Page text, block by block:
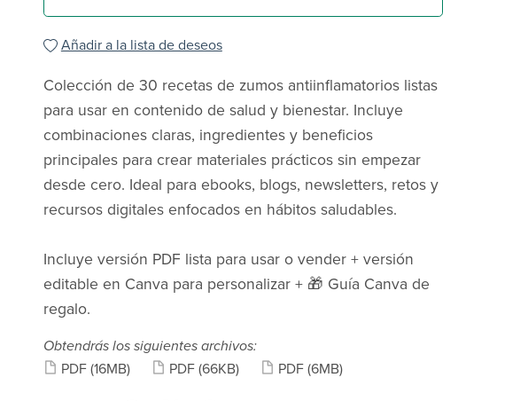
Añadir a la lista de deseos
Colección de 30 recetas de zumos antiinflamatorios listas
para usar en contenido de salud y bienestar. Incluye
combinaciones claras, ingredientes y beneficios
principales para crear materiales prácticos sin empezar
desde cero. Ideal para ebooks, blogs, newsletters, retos y
recursos digitales enfocados en hábitos saludables.
Incluye versión PDF lista para usar o vender + versión
editable en Canva para personalizar + 🎁 Guía Canva de
regalo.
Obtendrás los siguientes archivos:
PDF (16MB) PDF (66KB) PDF (6MB)